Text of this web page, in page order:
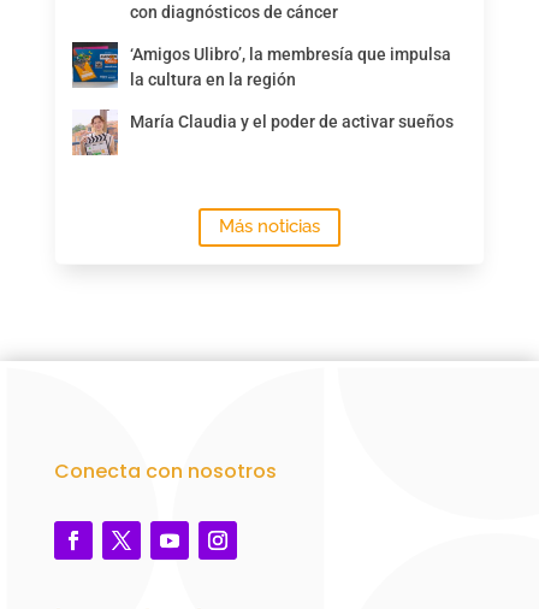
con diagnósticos de cáncer
‘Amigos Ulibro’, la membresía que impulsa
la cultura en la región
María Claudia y el poder de activar sueños
Más noticias
Conecta con nosotros